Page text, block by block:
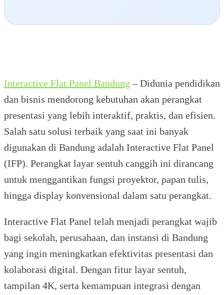
Interactive Flat Panel Bandung – Didunia pendidikan
dan bisnis mendorong kebutuhan akan perangkat
presentasi yang lebih interaktif, praktis, dan efisien.
Salah satu solusi terbaik yang saat ini banyak
digunakan di Bandung adalah Interactive Flat Panel
(IFP). Perangkat layar sentuh canggih ini dirancang
untuk menggantikan fungsi proyektor, papan tulis,
hingga display konvensional dalam satu perangkat.
Interactive Flat Panel telah menjadi perangkat wajib
bagi sekolah, perusahaan, dan instansi di Bandung
yang ingin meningkatkan efektivitas presentasi dan
kolaborasi digital. Dengan fitur layar sentuh,
tampilan 4K, serta kemampuan integrasi dengan